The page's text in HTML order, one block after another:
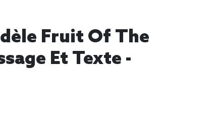
Fruit Of The
Et Texte -